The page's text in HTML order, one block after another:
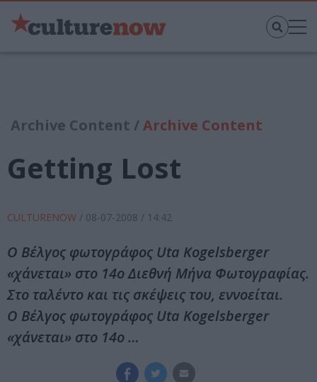
Archive Content /Archive Content
Getting Lost
CULTURENOW / 08-07-2008 / 14:42
Ο Βέλγος φωτογράφος Uta Kogelsberger
«χάνεται» στο 14ο Διεθνή Μήνα Φωτογραφίας.
Στο ταλέντο και τις σκέψεις του, εννοείται.
Ο Βέλγος φωτογράφος Uta Kogelsberger
«χάνεται» στο 14ο …